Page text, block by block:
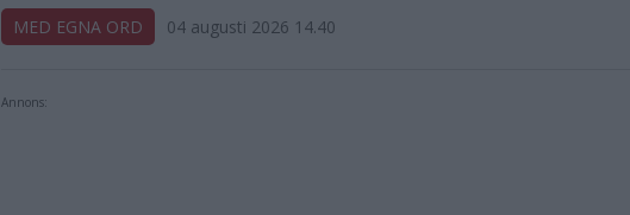
MED EGNA ORD 04 augusti 2026 14.40
Annons: